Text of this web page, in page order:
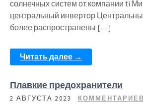
солнечных систем от компании ti
центральный инвертор
более распространены […]
Читать далее →
Плавкие предохранители
2 АВГУСТА 2023